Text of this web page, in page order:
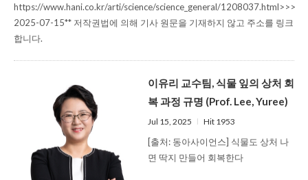
https://www.hani.co.kr/arti/science/science_general/1208037.html>>>
2025-07-15** 저작권법에 의해 기사 원문을 기재하지 않고 주소를 링크
합니다.
이유리 교수팀, 식물 잎의 상처 회
복 과정 규명 (Prof. Lee, Yuree)
Jul 15, 2025 l Hit 1953
[출처: 동아사이언스] 식물도 상처 나
면 딱지 만들어 회복한다